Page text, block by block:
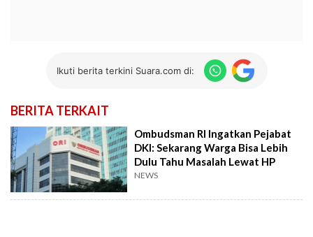
Ikuti berita terkini Suara.com di:
BERITA TERKAIT
Ombudsman RI Ingatkan Pejabat
DKI: Sekarang Warga Bisa Lebih
Dulu Tahu Masalah Lewat HP
NEWS